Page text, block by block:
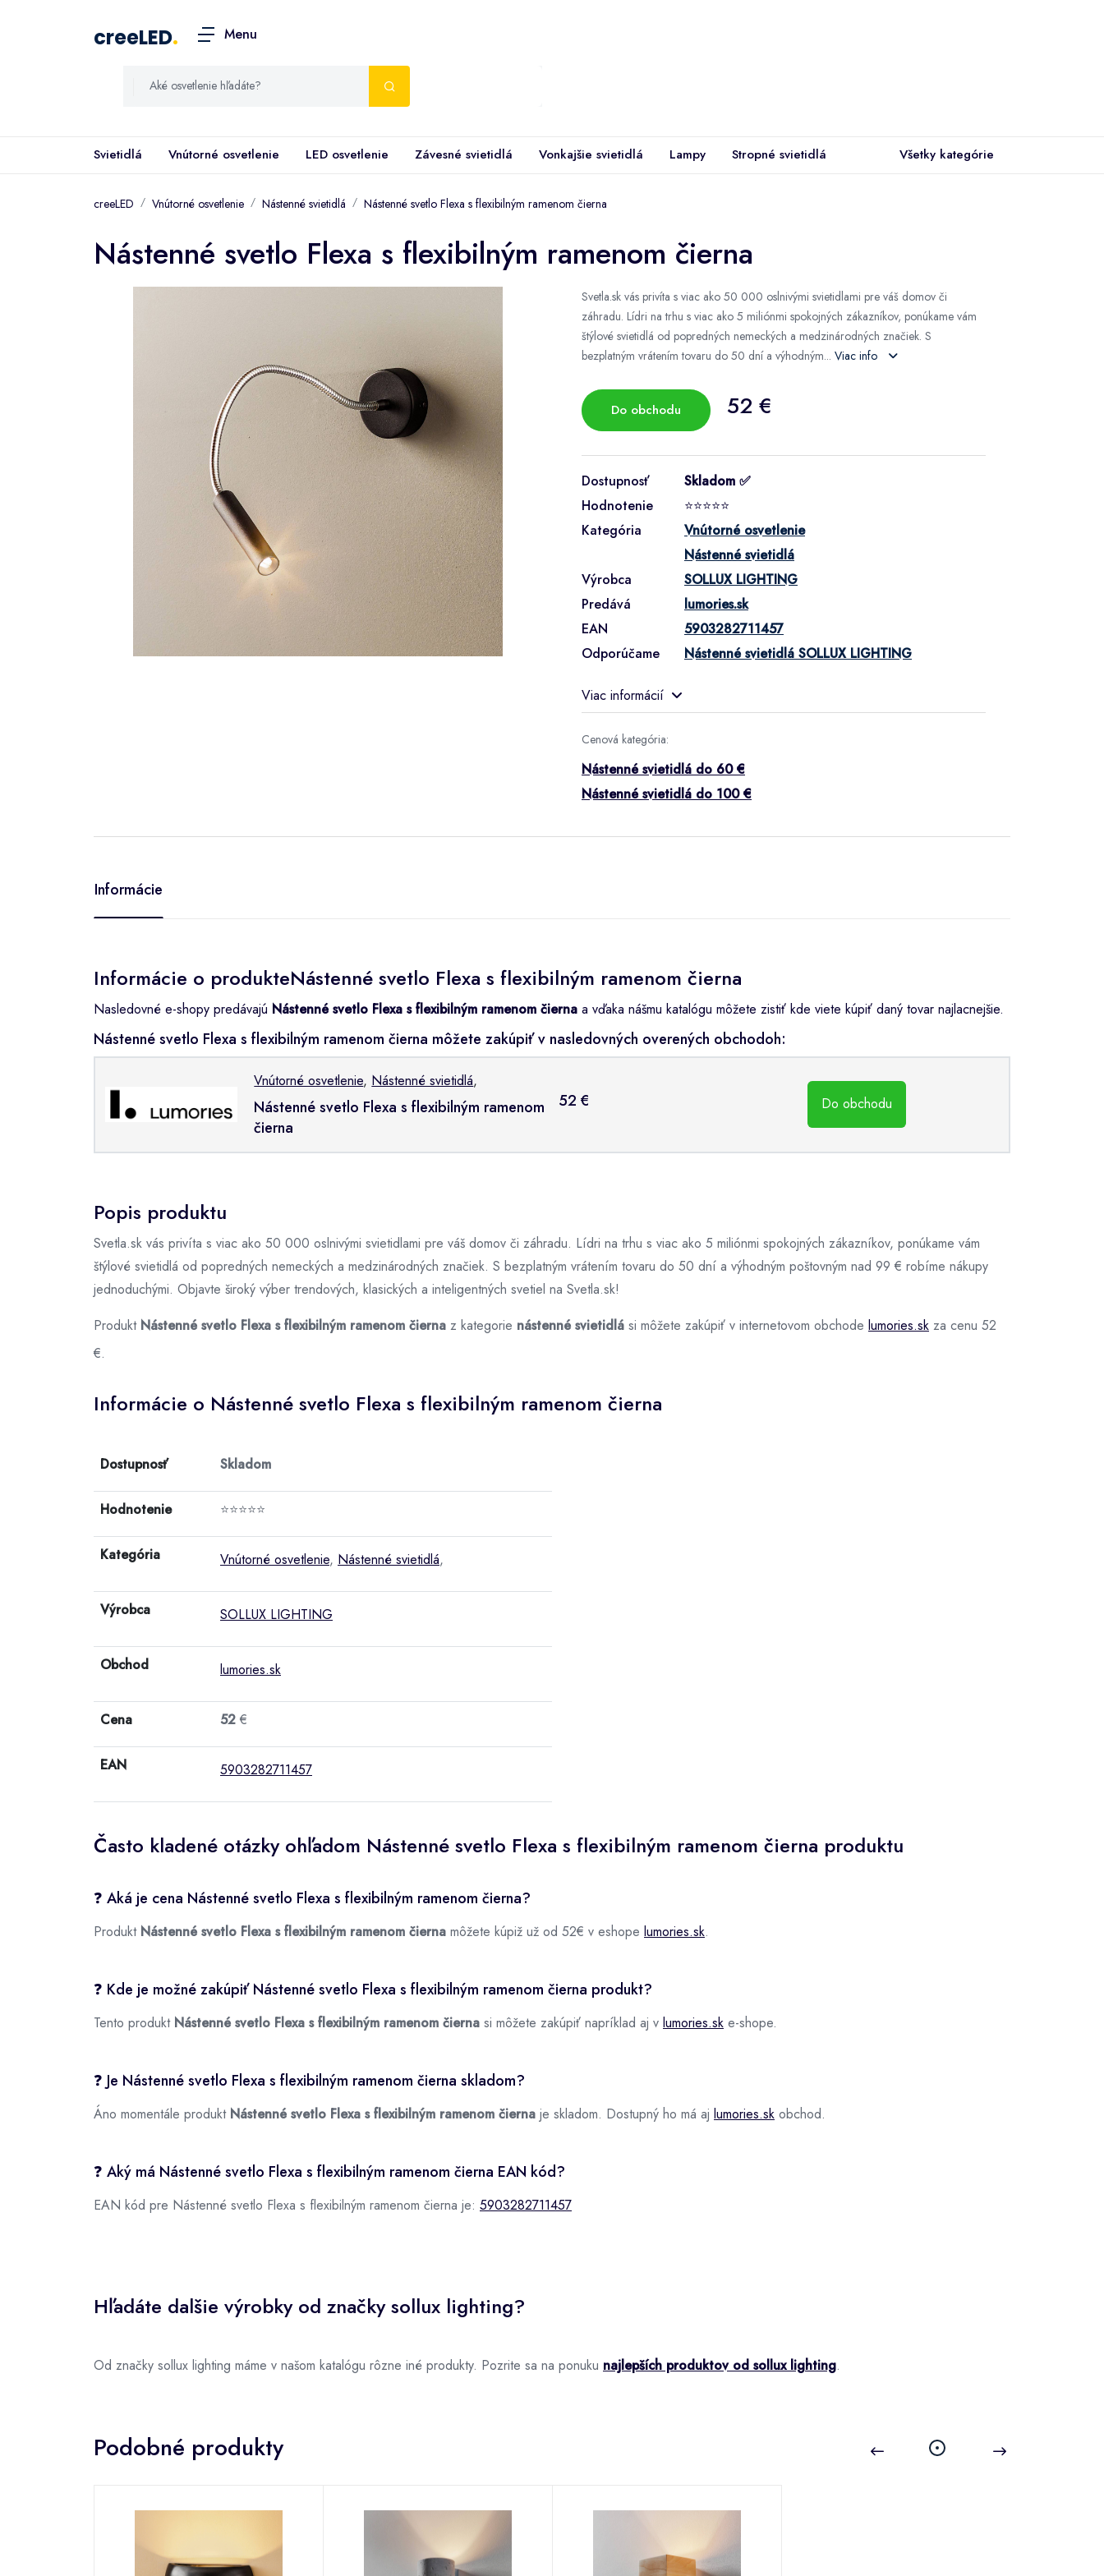
creeLED. Menu
Svietidlá Vnútorné osvetlenie LED osvetlenie Závesné svietidlá Vonkajšie svietidlá Lampy Stropné svietidlá Všetky kategórie
creeLED Vnútorné osvetlenie Nástenné svietidlá Nástenné svetlo Flexa s flexibilným ramenom čierna
Nástenné svetlo Flexa s flexibilným ramenom čierna
Svetla.sk vás privíta s viac ako 50 000 oslnivými svietidlami pre váš domov či
záhradu. Lídri na trhu s viac ako 5 miliónmi spokojných zákazníkov, ponúkame vám
štýlové svietidlá od popredných nemeckých a medzinárodných značiek. S
bezplatným vrátením tovaru do 50 dní a výhodným... Viac info
Do obchodu 52 €
Dostupnosť
Skladom ✅
Hodnotenie
⭐⭐⭐⭐⭐
Kategória
Vnútorné osvetlenie
Nástenné svietidlá
Výrobca
SOLLUX LIGHTING
Predává
lumories.sk
EAN
5903282711457
Odporúčame
Nástenné svietidlá SOLLUX LIGHTING
Viac informácií
Cenová kategória:
Nástenné svietidlá do 60 €
Nástenné svietidlá do 100 €
Informácie
Informácie o produkteNástenné svetlo Flexa s flexibilným ramenom čierna
Nasledovné e-shopy predávajú Nástenné svetlo Flexa s flexibilným ramenom čierna a vďaka nášmu katalógu môžete zistiť kde viete kúpiť daný tovar najlacnejšie.
Nástenné svetlo Flexa s flexibilným ramenom čierna môžete zakúpiť v nasledovných overených obchodoh:
Vnútorné osvetlenie, Nástenné svietidlá,
Nástenné svetlo Flexa s flexibilným ramenom
čierna
52 € Do obchodu
Popis produktu
Svetla.sk vás privíta s viac ako 50 000 oslnivými svietidlami pre váš domov či záhradu. Lídri na trhu s viac ako 5 miliónmi spokojných zákazníkov, ponúkame vám
štýlové svietidlá od popredných nemeckých a medzinárodných značiek. S bezplatným vrátením tovaru do 50 dní a výhodným poštovným nad 99 € robíme nákupy
jednoduchými. Objavte široký výber trendových, klasických a inteligentných svetiel na Svetla.sk!
Produkt Nástenné svetlo Flexa s flexibilným ramenom čierna z kategorie nástenné svietidlá si môžete zakúpiť v internetovom obchode lumories.sk za cenu 52
€.
Informácie o Nástenné svetlo Flexa s flexibilným ramenom čierna
Dostupnosť Skladom
Hodnotenie ⭐⭐⭐⭐⭐
Kategória Vnútorné osvetlenie, Nástenné svietidlá,
Výrobca SOLLUX LIGHTING
Obchod lumories.sk
Cena 52 €
EAN 5903282711457
Často kladené otázky ohľadom Nástenné svetlo Flexa s flexibilným ramenom čierna produktu
❓ Aká je cena Nástenné svetlo Flexa s flexibilným ramenom čierna?
Produkt Nástenné svetlo Flexa s flexibilným ramenom čierna môžete kúpiž už od 52€ v eshope lumories.sk.
❓ Kde je možné zakúpiť Nástenné svetlo Flexa s flexibilným ramenom čierna produkt?
Tento produkt Nástenné svetlo Flexa s flexibilným ramenom čierna si môžete zakúpiť napríklad aj v lumories.sk e-shope.
❓ Je Nástenné svetlo Flexa s flexibilným ramenom čierna skladom?
Áno momentále produkt Nástenné svetlo Flexa s flexibilným ramenom čierna je skladom. Dostupný ho má aj lumories.sk obchod.
❓ Aký má Nástenné svetlo Flexa s flexibilným ramenom čierna EAN kód?
EAN kód pre Nástenné svetlo Flexa s flexibilným ramenom čierna je: 5903282711457
Hľadáte dalšie výrobky od značky sollux lighting?
Od značky sollux lighting máme v našom katalógu rôzne iné produkty. Pozrite sa na ponuku najlepších produktov od sollux lighting.
Podobné produkty